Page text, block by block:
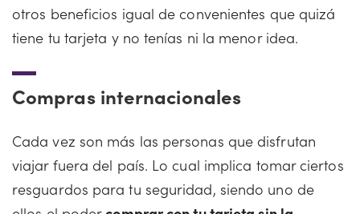
otros beneficios igual de convenientes que quizá
tiene tu tarjeta y no tenías ni la menor idea.
Compras internacionales
Cada vez son más las personas que disfrutan
viajar fuera del país. Lo cual implica tomar ciertos
resguardos para tu seguridad, siendo uno de